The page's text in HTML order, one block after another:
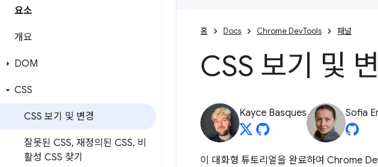
요소
개요
DOM
CSS
CSS 보기 및 변경
잘못된 CSS, 재정의된 CSS, 비
활성 CSS 찾기
홈 Docs Chrome DevTools 패널
CSS 보기 및
Kayce Basques Sofia
이 대화형 튜토리얼을 완료하여 Chrome